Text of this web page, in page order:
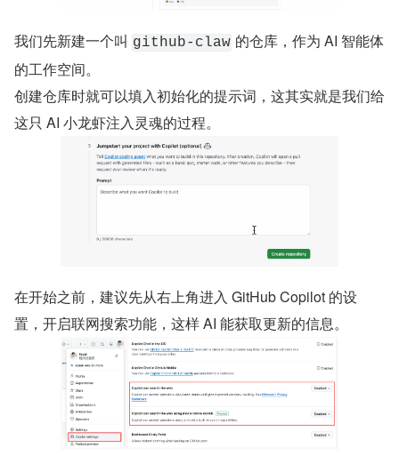
我们先新建一个叫 github-claw 的仓库，作为 AI 智能体
的工作空间。
创建仓库时就可以填入初始化的提示词，这其实就是我们给
这只 AI 小龙虾注入灵魂的过程。
在开始之前，建议先从右上角进入 GitHub Copilot 的设
置，开启联网搜索功能，这样 AI 能获取更新的信息。